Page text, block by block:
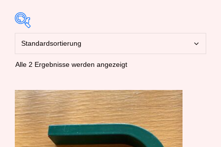
Alle 2 Ergebnisse werden angezeigt